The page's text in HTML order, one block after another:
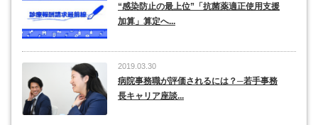
“感染防止の最上位”「抗菌薬適正使用支援
加算」算定へ...
2019.03.30
病院事務職が評価されるには？─若手事務
長キャリア座談...